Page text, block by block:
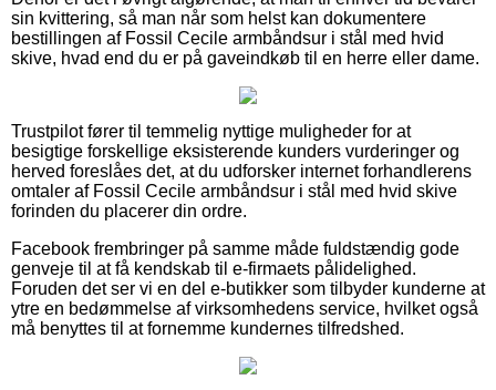
sin kvittering, så man når som helst kan dokumentere
bestillingen af Fossil Cecile armbåndsur i stål med hvid
skive, hvad end du er på gaveindkøb til en herre eller dame.
Trustpilot fører til temmelig nyttige muligheder for at
besigtige forskellige eksisterende kunders vurderinger og
herved foreslåes det, at du udforsker internet forhandlerens
omtaler af Fossil Cecile armbåndsur i stål med hvid skive
forinden du placerer din ordre.
Facebook frembringer på samme måde fuldstændig gode
genveje til at få kendskab til e-firmaets pålidelighed.
Foruden det ser vi en del e-butikker som tilbyder kunderne at
ytre en bedømmelse af virksomhedens service, hvilket også
må benyttes til at fornemme kundernes tilfredshed.